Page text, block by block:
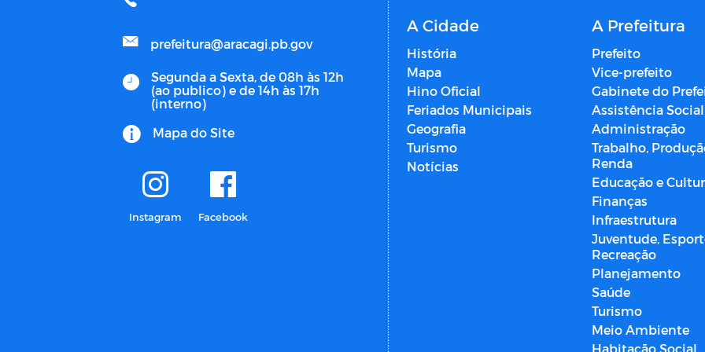
prefeitura@aracagi.pb.gov
Segunda a Sexta, de 08h às 12h
(ao publico) e de 14h às 17h
(interno)
Mapa do Site
Instagram Facebook
A Cidade
História
Mapa
Hino Oficial
Feriados Municipais
Geografia
Turismo
Notícias
A Prefeitura
Prefeito
Vice-prefeito
Gabinete do
Assistência Social
Administração
Trabalho,
Renda
Educação e
Finanças
Infraestrutura
Juventude,
Recreação
Planejamento
Saúde
Turismo
Meio Ambiente
Habitação Social